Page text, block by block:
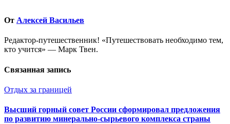
От Алексей Васильев
Редактор-путешественник! «Путешествовать необходимо тем,
кто учится» — Марк Твен.
Связанная запись
Отдых за границей
Высший горный совет России сформировал предложения
по развитию минерально-сырьевого комплекса страны